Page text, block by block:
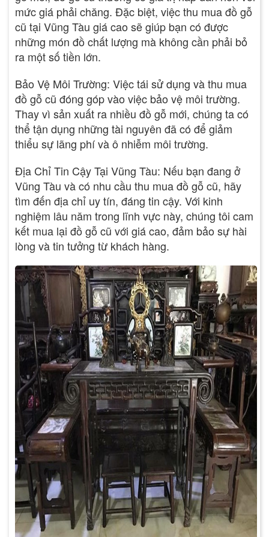
mức giá phải chăng. Đặc biệt, việc thu mua đồ gỗ
cũ tại Vũng Tàu giá cao sẽ giúp bạn có được
những món đồ chất lượng mà không cần phải bỏ
ra một số tiền lớn.
Bảo Vệ Môi Trường: Việc tái sử dụng và thu mua
đồ gỗ cũ đóng góp vào việc bảo vệ môi trường.
Thay vì sản xuất ra nhiều đồ gỗ mới, chúng ta có
thể tận dụng những tài nguyên đã có để giảm
thiểu sự lãng phí và ô nhiễm môi trường.
Địa Chỉ Tin Cậy Tại Vũng Tàu: Nếu bạn đang ở
Vũng Tàu và có nhu cầu thu mua đồ gỗ cũ, hãy
tìm đến địa chỉ uy tín, đáng tin cậy. Với kinh
nghiệm lâu năm trong lĩnh vực này, chúng tôi cam
kết mua lại đồ gỗ cũ với giá cao, đảm bảo sự hài
lòng và tin tưởng từ khách hàng.